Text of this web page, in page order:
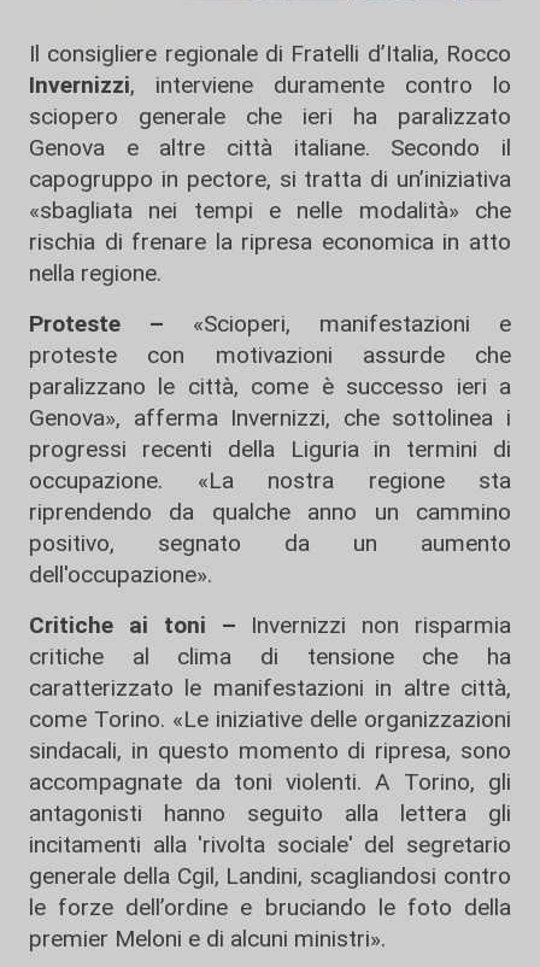
Il consigliere regionale di Fratelli d’Italia, Rocco
Invernizzi, interviene duramente contro lo
sciopero generale che ieri ha paralizzato
Genova e altre città italiane. Secondo il
capogruppo in pectore, si tratta di un’iniziativa
«sbagliata nei tempi e nelle modalità» che
rischia di frenare la ripresa economica in atto
nella regione.
Proteste – «Scioperi, manifestazioni e
proteste con motivazioni assurde che
paralizzano le città, come è successo ieri a
Genova», afferma Invernizzi, che sottolinea i
progressi recenti della Liguria in termini di
occupazione. «La nostra regione sta
riprendendo da qualche anno un cammino
positivo, segnato da un aumento
dell'occupazione».
Critiche ai toni – Invernizzi non risparmia
critiche al clima di tensione che ha
caratterizzato le manifestazioni in altre città,
come Torino. «Le iniziative delle organizzazioni
sindacali, in questo momento di ripresa, sono
accompagnate da toni violenti. A Torino, gli
antagonisti hanno seguito alla lettera gli
incitamenti alla 'rivolta sociale' del segretario
generale della Cgil, Landini, scagliandosi contro
le forze dell’ordine e bruciando le foto della
premier Meloni e di alcuni ministri».